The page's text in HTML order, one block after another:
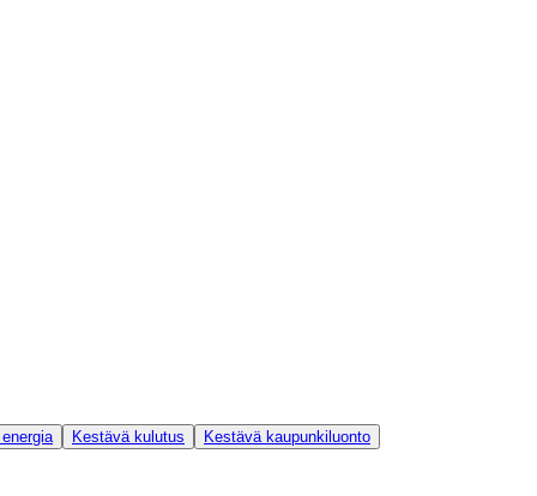
Kestävä kulutus Kestävä kaupunkiluonto